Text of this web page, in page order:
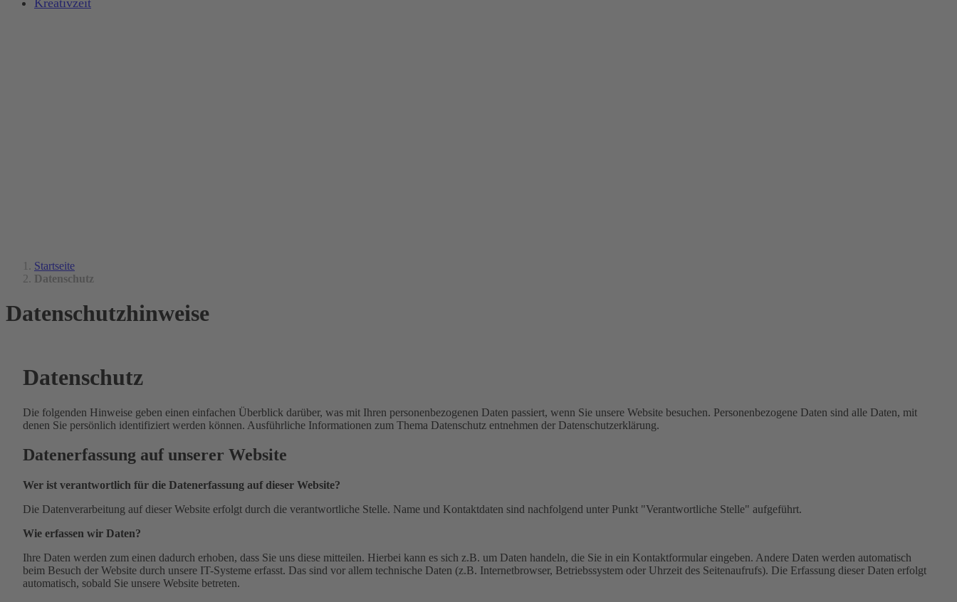
Kreativzeit
Startseite
Datenschutz
Datenschutzhinweise
Datenschutz
Die folgenden Hinweise geben einen einfachen Überblick darüber, was mit Ihren personenbezogenen Daten passiert, wenn Sie unsere Website besuchen. Personenbezogene Daten sind alle Daten, mit
denen Sie persönlich identifiziert werden können. Ausführliche Informationen zum Thema Datenschutz entnehmen der Datenschutzerklärung.
Datenerfassung auf unserer Website
Wer ist verantwortlich für die Datenerfassung auf dieser Website?
Die Datenverarbeitung auf dieser Website erfolgt durch die verantwortliche Stelle. Name und Kontaktdaten sind nachfolgend unter Punkt "Verantwortliche Stelle" aufgeführt.
Wie erfassen wir Daten?
Ihre Daten werden zum einen dadurch erhoben, dass Sie uns diese mitteilen. Hierbei kann es sich z.B. um Daten handeln, die Sie in ein Kontaktformular eingeben. Andere Daten werden automatisch
beim Besuch der Website durch unsere IT-Systeme erfasst. Das sind vor allem technische Daten (z.B. Internetbrowser, Betriebssystem oder Uhrzeit des Seitenaufrufs). Die Erfassung dieser Daten erfolgt
automatisch, sobald Sie unsere Website betreten.